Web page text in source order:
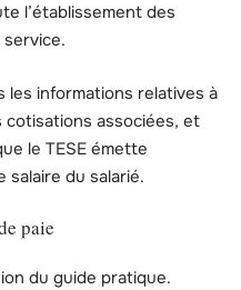
l’établissement des
informations relatives à
cotisations associées, et
le TESE émette
salaire du salarié.
paie
du guide pratique.